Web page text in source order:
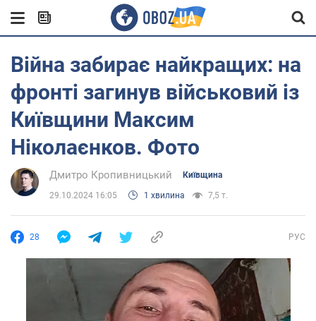
Війна забирає найкращих: на
фронті загинув військовий із
Київщини Максим
Ніколаєнков. Фото
Дмитро Кропивницький Київщина
29.10.2024 16:05 1 хвилина 7,5 т.
28 РУС